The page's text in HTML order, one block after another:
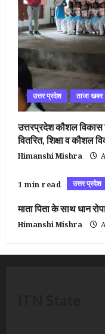
उत्तर प्रदेश ताजा खबर
उत्तरप्रदेश कौशल
वितरित, शिक्षा व कौशल
Himanshi Mishra
1 min read उत्तर प्रदेश
माता पिता के साथ धान
Himanshi Mishra